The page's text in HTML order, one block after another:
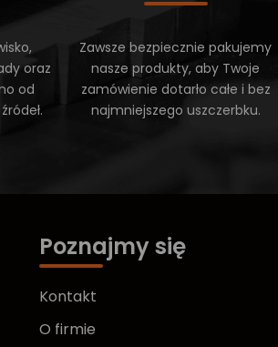
oraz
od
Zawsze bezpiecznie pakujemy
nasze produkty, aby Twoje
zamówienie dotarło całe i bez
najmniejszego uszczerbku.
Poznajmy się
Kontakt
O firmie